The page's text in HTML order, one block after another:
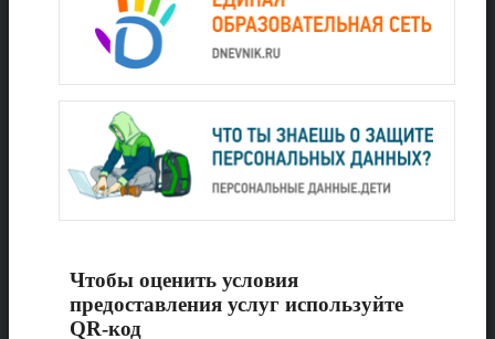
Чтобы оценить условия
предоставления услуг используйте
QR-код